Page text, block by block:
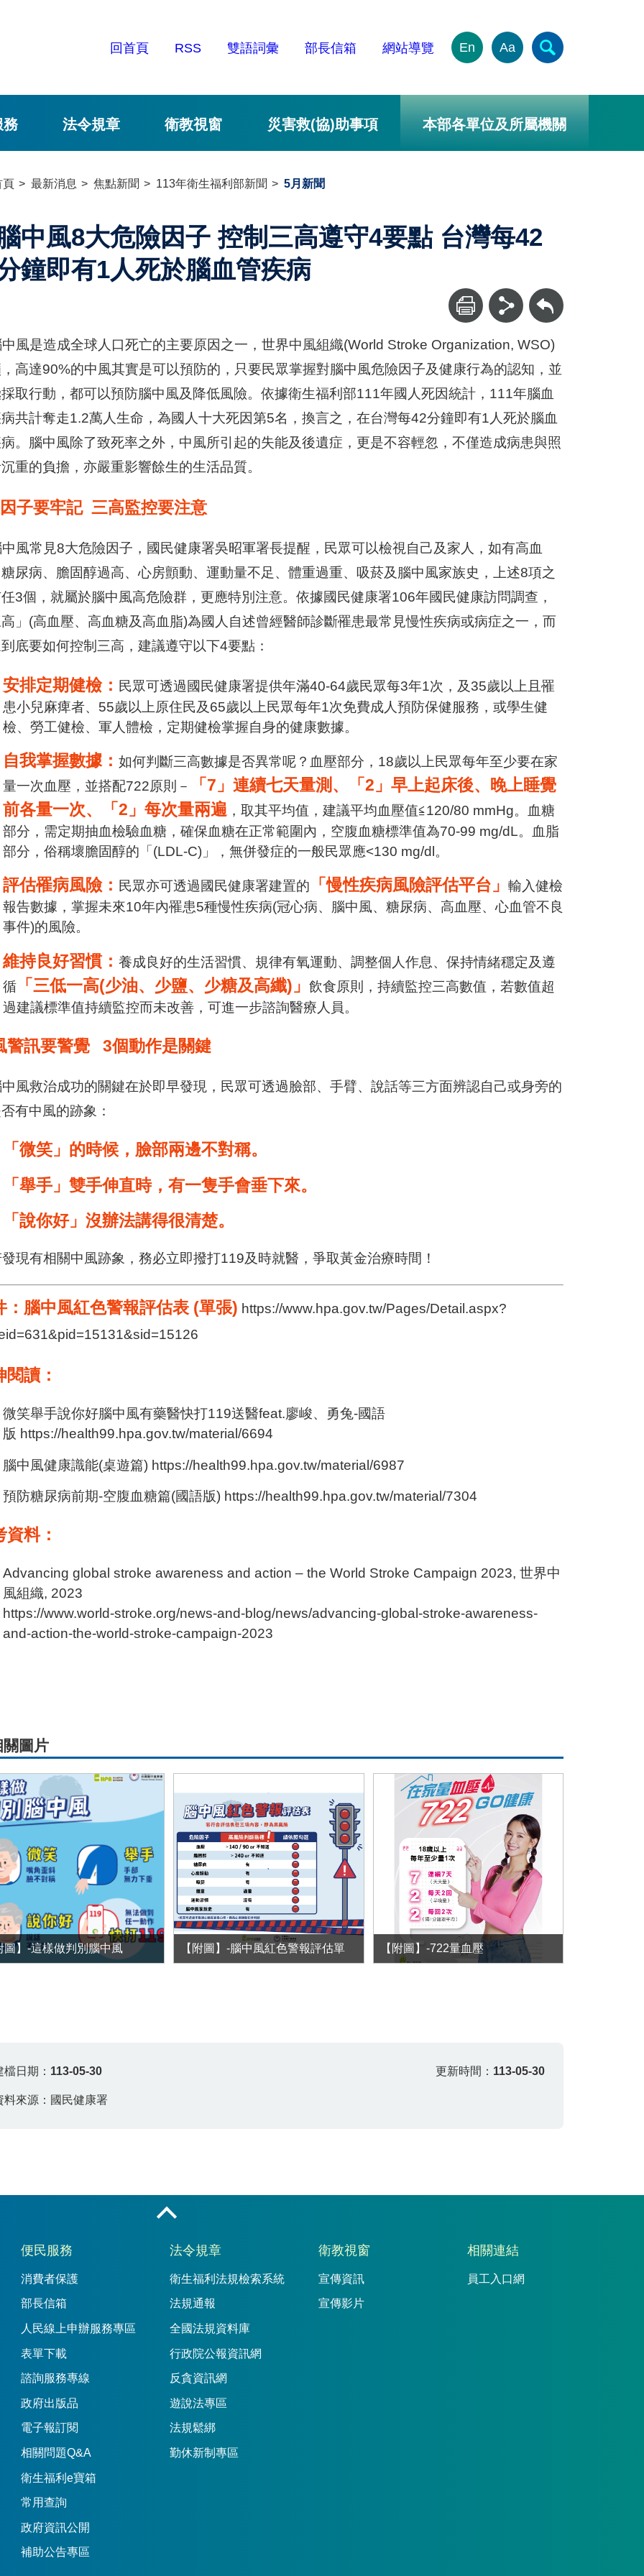
回首頁 RSS 雙語詞彙 部長信箱 網站導覽 En Aa
務 法令規章 衛教視窗 災害救(協)助事項 本部各單位及所屬機關
頁 最新消息 焦點新聞 113年衛生福利部新聞 5月新聞
中風8大危險因子 控制三高遵守4要點 台灣每42
鐘即有1人死於腦血管疾病
回上一頁
風是造成全球人口死亡的主要原因之一，世界中風組織(World Stroke Organization, WSO)
高達90%的中風其實是可以預防的，只要民眾掌握對腦中風危險因子及健康行為的認知，並
取行動，都可以預防腦中風及降低風險。依據衛生福利部111年國人死因統計，111年腦血
共計奪走1.2萬人生命，為國人十大死因第5名，換言之，在台灣每42分鐘即有1人死於腦血
。腦中風除了致死率之外，中風所引起的失能及後遺症，更是不容輕忽，不僅造成病患與照
重的負擔，亦嚴重影響餘生的生活品質。
子要牢記 三高監控要注意
風常見8大危險因子，國民健康署吳昭軍署長提醒，民眾可以檢視自己及家人，如有高血
尿病、膽固醇過高、心房顫動、運動量不足、體重過重、吸菸及腦中風家族史，上述8項之
3個，就屬於腦中風高危險群，更應特別注意。依據國民健康署106年國民健康訪問調查，
高」(高血壓、高血糖及高血脂)為國人自述曾經醫師診斷罹患最常見慢性疾病或病症之一，而
底要如何控制三高，建議遵守以下4要點：
安排定期健檢： 民眾可透過國民健康署提供年滿40-64歲民眾每3年1次，及35歲以上且罹
患小兒麻痺者、55歲以上原住民及65歲以上民眾每年1次免費成人預防保健服務，或學生健
檢、勞工健檢、軍人體檢，定期健檢掌握自身的健康數據。
自我掌握數據： 如何判斷三高數據是否異常呢？血壓部分，18歲以上民眾每年至少要在家
量一次血壓，並搭配722原則－
「7」連續七天量測、「2」早上起床後、晚上睡覺
前各量一次、「2」每次量兩遍 ，取其平均值，建議平均血壓值≦120/80 mmHg。血糖
部分，需定期抽血檢驗血糖，確保血糖在正常範圍內，空腹血糖標準值為70-99 mg/dL。血脂
部分，俗稱壞膽固醇的「(LDL-C)」，無併發症的一般民眾應<130 mg/dl。
評估罹病風險： 民眾亦可透過國民健康署建置的 「慢性疾病風險評估平台」 輸入健檢
報告數據，掌握未來10年內罹患5種慢性疾病(冠心病、腦中風、糖尿病、高血壓、心血管不良
事件)的風險。
維持良好習慣： 養成良好的生活習慣、規律有氧運動、調整個人作息、保持情緒穩定及遵
循
「三低一高(少油、少鹽、少糖及高纖)」 飲食原則，持續監控三高數值，若數值超
過建議標準值持續監控而未改善，可進一步諮詢醫療人員。
警訊要警覺 3個動作是關鍵
風救治成功的關鍵在於即早發現，民眾可透過臉部、手臂、說話等三方面辨認自己或身旁的
有中風的跡象：
「微笑」的時候，臉部兩邊不對稱。
「舉手」雙手伸直時，有一隻手會垂下來。
「說你好」沒辦法講得很清楚。
現有相關中風跡象，務必立即撥打119及時就醫，爭取黃金治療時間！
：腦中風紅色警報評估表 (單張) https://www.hpa.gov.tw/Pages/Detail.aspx?
閱讀：
微笑舉手說你好腦中風有藥醫快打119送醫feat.廖峻、勇兔-國語
版 https://health99.hpa.gov.tw/material/6694
腦中風健康識能(桌遊篇) https://health99.hpa.gov.tw/material/6987
預防糖尿病前期-空腹血糖篇(國語版) https://health99.hpa.gov.tw/material/7304
資料：
Advancing global stroke awareness and action – the World Stroke Campaign 2023, 世界中
風組織, 2023
https://www.world-stroke.org/news-and-blog/news/advancing-global-stroke-awareness-
and-action-the-world-stroke-campaign-2023
關圖片
圖】-這樣做判別腦中風 【附圖】-腦中風紅色警報評估單 【附圖】-722量血壓
檔日期： 113-05-30 更新時間： 113-05-30
料來源：國民健康署
便民服務
消費者保護
部長信箱
人民線上申辦服務專區
表單下載
諮詢服務專線
政府出版品
電子報訂閱
相關問題Q&A
衛生福利e寶箱
常用查詢
政府資訊公開
補助公告專區
法令規章
衛生福利法規檢索系統
法規通報
全國法規資料庫
行政院公報資訊網
反貪資訊網
遊說法專區
法規鬆綁
勤休新制專區
衛教視窗
宣傳資訊
宣傳影片
相關連結
員工入口網